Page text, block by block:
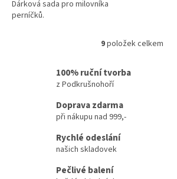
Dárková sada pro milovníka
perníčků.
O
9položek celkem
100% ruční tvorba
z Podkrušnohoří
Doprava zdarma
při nákupu nad 999,-
Rychlé odeslání
našich skladovek
Pečlivé balení